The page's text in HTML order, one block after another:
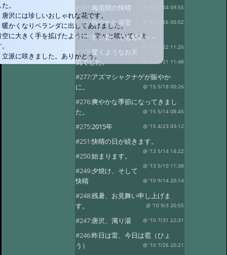
。
沢には珍しいおしゃれな花です。
かくなりベランダに出してあげました。
空に大きく手を拡げたように、堂々と咲いていま
派に咲きました。ありがとう。
#281:梅雨間の快晴 @ '15 6/24 09:55
#280:賑やかな浴室 @ '15 5/26 00:02
#279:寒い朝、でも最高～～
@ '15 5/22 11:26
#278:驚くようなお天
気でした。
@ '15 5/21 11:48
#277:アズマシャクナゲが賑やか
に。
@ '15 5/18 00:26
#276:爽やかな季節になってきまし
た。
@ '15 5/14 08:45
#275:2015年 @ '15 4/23 03:12
#251:快晴の日が続きます。
@ '13 5/14 14:22
#250:始まります。
@ '13 5/10 11:38
#249:夕焼け、そして
快晴
@ '10 9/14 20:14
#248:残暑、お見舞い申し上げま
す。
@ '10 9/3 20:55
#247:唐沢、濁り湯 @ '10 7/31 22:31
#246:昨日は雷、今日は雹（ひょ
う）
@ '10 7/26 20:21